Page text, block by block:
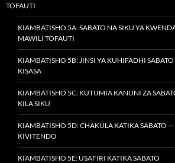
TOFAUTI
KIAMBATISHO 5A: SABATO NA SIKU YA
MAWILI TOFAUTI
KIAMBATISHO 5B: JINSI YA KUHIFADHI
KISASA
KIAMBATISHO 5C: KUTUMIA KANUNI ZA
KILA SIKU
KIAMBATISHO 5D: CHAKULA KATIKA SABATO
KIVITENDO
KIAMBATISHO 5E: USAFIRI KATIKA SABATO